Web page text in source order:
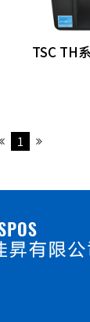
TSC TH
1